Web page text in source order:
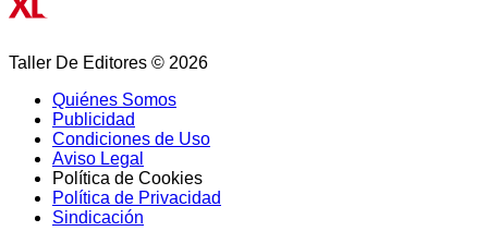
Taller De Editores © 2026
Quiénes Somos
Publicidad
Condiciones de Uso
Aviso Legal
Política de Cookies
Política de Privacidad
Sindicación